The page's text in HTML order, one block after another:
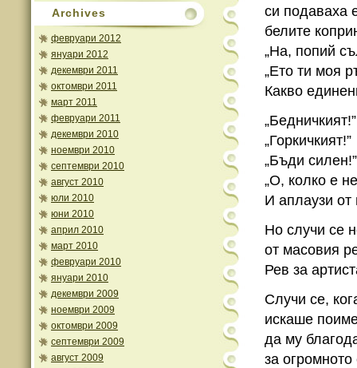
Archives
февруари 2012
януари 2012
декември 2011
октомври 2011
март 2011
февруари 2011
декември 2010
ноември 2010
септември 2010
август 2010
юли 2010
юни 2010
април 2010
март 2010
февруари 2010
януари 2010
декември 2009
ноември 2009
октомври 2009
септември 2009
август 2009
си подаваха
белите
„На, попий
„Ето ти моя
Какво
„Бедничкият!”
„Горкичкият!”
„Бъди силен!”
„О, колко е
И аплаузи от
Но случи се
от масовия
Рев за
Случи се,
искаше
да му
за